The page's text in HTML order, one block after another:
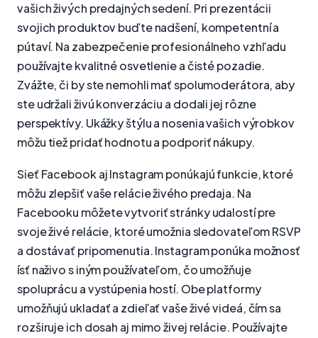
vašich živých predajných sedení. Pri prezentácii
svojich produktov buďte nadšení, kompetentní a
pútaví. Na zabezpečenie profesionálneho vzhľadu
používajte kvalitné osvetlenie a čisté pozadie.
Zvážte, či by ste nemohli mať spolumoderátora, aby
ste udržali živú konverzáciu a dodali jej rôzne
perspektívy. Ukážky štýlu a nosenia vašich výrobkov
môžu tiež pridať hodnotu a podporiť nákupy.
Sieť Facebook aj Instagram ponúkajú funkcie, ktoré
môžu zlepšiť vaše relácie živého predaja. Na
Facebooku môžete vytvoriť stránky udalostí pre
svoje živé relácie, ktoré umožnia sledovateľom RSVP
a dostávať pripomenutia. Instagram ponúka možnosť
ísť naživo s iným používateľom, čo umožňuje
spoluprácu a vystúpenia hostí. Obe platformy
umožňujú ukladať a zdieľať vaše živé videá, čím sa
rozširuje ich dosah aj mimo živej relácie. Používajte